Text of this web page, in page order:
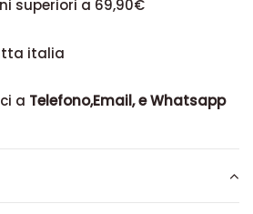
superiori a 69,90€
italia
a Telefono,Email, e Whatsapp